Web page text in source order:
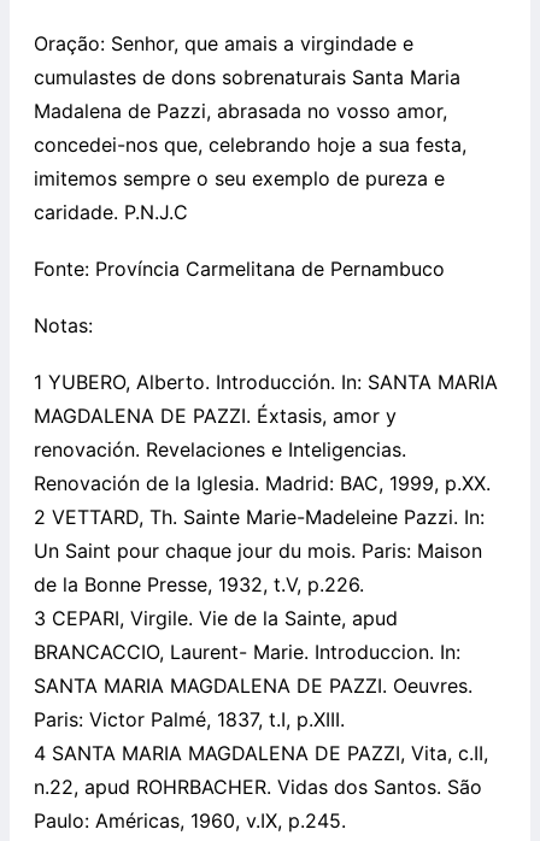
Oração: Senhor, que amais a virgindade e
cumulastes de dons sobrenaturais Santa Maria
Madalena de Pazzi, abrasada no vosso amor,
concedei-nos que, celebrando hoje a sua festa,
imitemos sempre o seu exemplo de pureza e
caridade. P.N.J.C
Fonte: Província Carmelitana de Pernambuco
Notas:
1 YUBERO, Alberto. Introducción. In: SANTA MARIA
MAGDALENA DE PAZZI. Éxtasis, amor y
renovación. Revelaciones e Inteligencias.
Renovación de la Iglesia. Madrid: BAC, 1999, p.XX.
2 VETTARD, Th. Sainte Marie-Madeleine Pazzi. In:
Un Saint pour chaque jour du mois. Paris: Maison
de la Bonne Presse, 1932, t.V, p.226.
3 CEPARI, Virgile. Vie de la Sainte, apud
BRANCACCIO, Laurent- Marie. Introduccion. In:
SANTA MARIA MAGDALENA DE PAZZI. Oeuvres.
Paris: Victor Palmé, 1837, t.I, p.XIII.
4 SANTA MARIA MAGDALENA DE PAZZI, Vita, c.II,
n.22, apud ROHRBACHER. Vidas dos Santos. São
Paulo: Américas, 1960, v.IX, p.245.